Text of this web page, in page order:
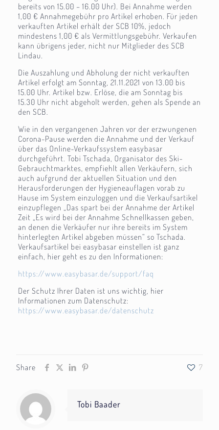
bereits von 15.00 – 16.00 Uhr). Bei Annahme werden
1,00 € Annahmegebühr pro Artikel erhoben. Für jeden
verkauften Artikel erhält der SCB 10%, jedoch
mindestens 1,00 € als Vermittlungsgebühr. Verkaufen
kann übrigens jeder, nicht nur Mitglieder des SCB
Lindau.
Die Auszahlung und Abholung der nicht verkauften
Artikel erfolgt am Sonntag, 21.11.2021 von 13.00 bis
15.00 Uhr. Artikel bzw. Erlöse, die am Sonntag bis
15.30 Uhr nicht abgeholt werden, gehen als Spende an
den SCB.
Wie in den vergangenen Jahren vor der erzwungenen
Corona-Pause werden die Annahme und der Verkauf
über das Online-Verkaufssystem easybasar
durchgeführt. Tobi Tschada, Organisator des Ski-
Gebrauchtmarktes, empfiehlt allen Verkäufern, sich
auch aufgrund der aktuellen Situation und den
Herausforderungen der Hygieneauflagen vorab zu
Hause im System einzuloggen und die Verkaufsartikel
einzupflegen „Das spart bei der Annahme der Artikel
Zeit „Es wird bei der Annahme Schnellkassen geben,
an denen die Verkäufer nur ihre bereits im System
hinterlegten Artikel abgeben müssen“ so Tschada.
Verkaufsartikel bei easybasar einstellen ist ganz
einfach, hier geht es zu den Informationen:
https://www.easybasar.de/support/faq
Der Schutz Ihrer Daten ist uns wichtig, hier
Informationen zum Datenschutz:
https://www.easybasar.de/datenschutz
Share 7
Tobi Baader